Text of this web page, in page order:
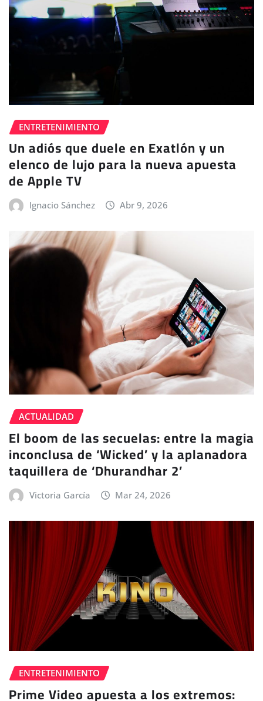
ENTRETENIMIENTO
Un adiós que duele en Exatlón y un
elenco de lujo para la nueva apuesta
de Apple TV
Ignacio Sánchez Abr 9, 2026
ACTUALIDAD
El boom de las secuelas: entre la magia
inconclusa de ‘Wicked’ y la aplanadora
taquillera de ‘Dhurandhar 2’
Victoria García Mar 24, 2026
ENTRETENIMIENTO
Prime Video apuesta a los extremos: